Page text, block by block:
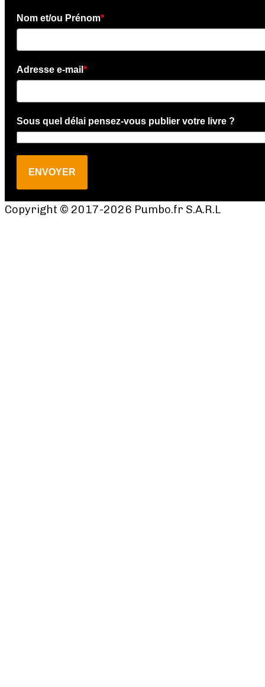
Nom et/ou Prénom*
Adresse e-mail *
Sous quel délai pensez-vous publier votre livre ?
ENVOYER
Copyright © 2017-2026 Pumbo.fr S.A.R.L